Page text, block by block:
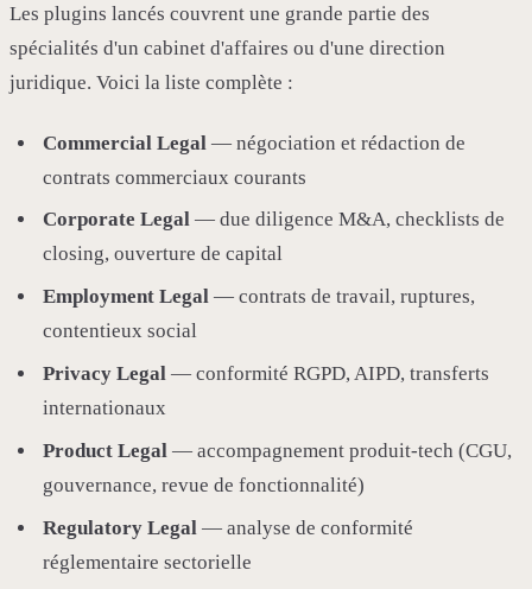
Les plugins lancés couvrent une grande partie des
spécialités d'un cabinet d'affaires ou d'une direction
juridique. Voici la liste complète :
Commercial Legal — négociation et rédaction de
contrats commerciaux courants
Corporate Legal — due diligence M&A, checklists de
closing, ouverture de capital
Employment Legal — contrats de travail, ruptures,
contentieux social
Privacy Legal — conformité RGPD, AIPD, transferts
internationaux
Product Legal — accompagnement produit-tech (CGU,
gouvernance, revue de fonctionnalité)
Regulatory Legal — analyse de conformité
réglementaire sectorielle